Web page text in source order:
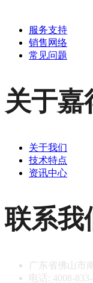
服务支持
销售网络
常见问题
关于嘉
关于我们
技术特点
资讯中心
联系我
广东省佛山市
电话: 4008-